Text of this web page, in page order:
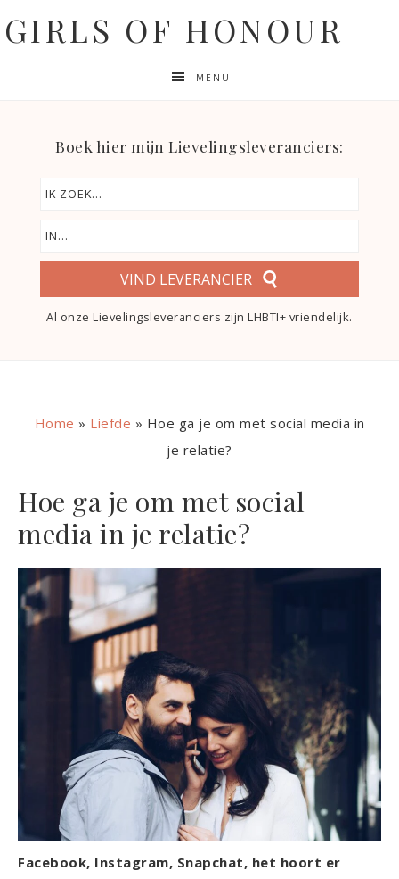
GIRLS OF HONOUR
MENU
Boek hier mijn Lievelingsleveranciers:
VIND LEVERANCIER
Al onze Lievelingsleveranciers zijn LHBTI+ vriendelijk.
Home » Liefde » Hoe ga je om met social media in
je relatie?
Hoe ga je om met social
media in je relatie?
Facebook, Instagram, Snapchat, het hoort er